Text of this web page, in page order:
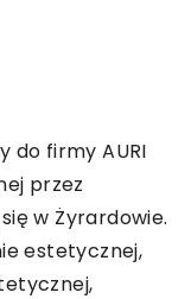
do firmy AURI
przez
w Żyrardowie.
estetycznej,